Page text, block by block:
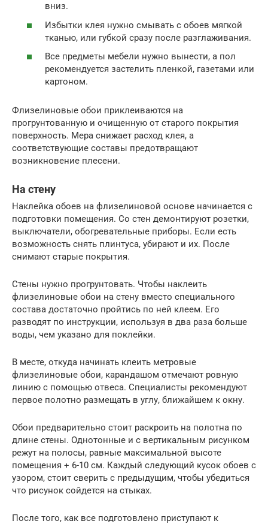
вниз.
Избытки клея нужно смывать с обоев мягкой
тканью, или губкой сразу после разглаживания.
Все предметы мебели нужно вынести, а пол
рекомендуется застелить пленкой, газетами или
картоном.
Флизелиновые обои приклеиваются на
прогрунтованную и очищенную от старого покрытия
поверхность. Мера снижает расход клея, а
соответствующие составы предотвращают
возникновение плесени.
На стену
Наклейка обоев на флизелиновой основе начинается с
подготовки помещения. Со стен демонтируют розетки,
выключатели, обогревательные приборы. Если есть
возможность снять плинтуса, убирают и их. После
снимают старые покрытия.
Стены нужно прогрунтовать. Чтобы наклеить
флизелиновые обои на стену вместо специального
состава достаточно пройтись по ней клеем. Его
разводят по инструкции, используя в два раза больше
воды, чем указано для поклейки.
В месте, откуда начинать клеить метровые
флизелиновые обои, карандашом отмечают ровную
линию с помощью отвеса. Специалисты рекомендуют
первое полотно размещать в углу, ближайшем к окну.
Обои предварительно стоит раскроить на полотна по
длине стены. Однотонные и с вертикальным рисунком
режут на полосы, равные максимальной высоте
помещения + 6-10 см. Каждый следующий кусок обоев с
узором, стоит сверить с предыдущим, чтобы убедиться
что рисунок сойдется на стыках.
После того, как все подготовлено приступают к